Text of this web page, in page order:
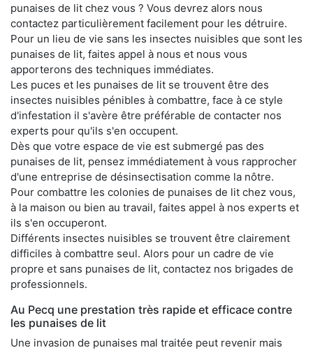
punaises de lit chez vous ? Vous devrez alors nous
contactez particulièrement facilement pour les détruire.
Pour un lieu de vie sans les insectes nuisibles que sont les
punaises de lit, faites appel à nous et nous vous
apporterons des techniques immédiates.
Les puces et les punaises de lit se trouvent être des
insectes nuisibles pénibles à combattre, face à ce style
d'infestation il s'avère être préférable de contacter nos
experts pour qu'ils s'en occupent.
Dès que votre espace de vie est submergé pas des
punaises de lit, pensez immédiatement à vous rapprocher
d'une entreprise de désinsectisation comme la nôtre.
Pour combattre les colonies de punaises de lit chez vous,
à la maison ou bien au travail, faites appel à nos experts et
ils s'en occuperont.
Différents insectes nuisibles se trouvent être clairement
difficiles à combattre seul. Alors pour un cadre de vie
propre et sans punaises de lit, contactez nos brigades de
professionnels.
Au Pecq une prestation très rapide et efficace contre
les punaises de lit
Une invasion de punaises mal traitée peut revenir mais